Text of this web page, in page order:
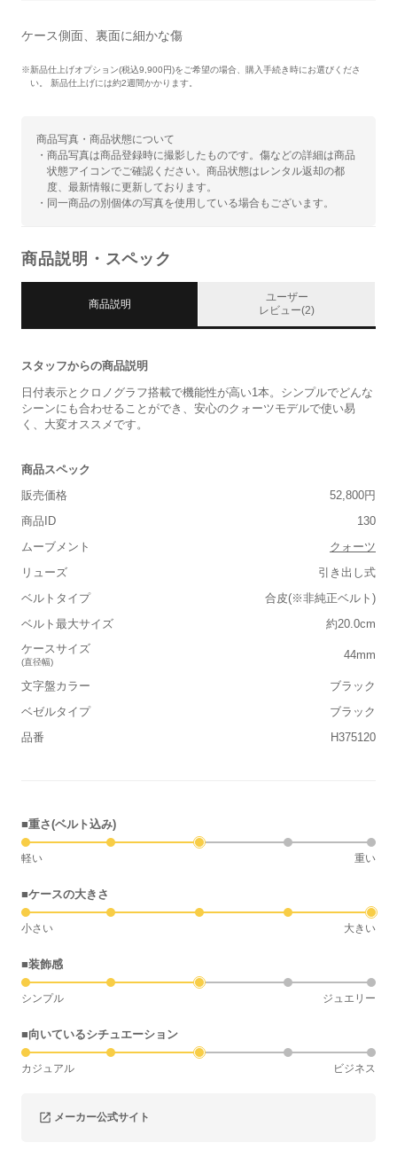
ケース側面、裏面に細かな傷
※新品仕上げオプション(税込9,900円)をご希望の場合、購入手続き時にお選びくださ
い。 新品仕上げには約2週間かかります。
商品写真・商品状態について
・商品写真は商品登録時に撮影したものです。傷などの詳細は商品
状態アイコンでご確認ください。商品状態はレンタル返却の都
度、最新情報に更新しております。
・同一商品の別個体の写真を使用している場合もございます。
商品説明・スペック
商品説明
ユーザー
レビュー(2)
スタッフからの商品説明
日付表示とクロノグラフ搭載で機能性が高い1本。シンプルでどんな
シーンにも合わせることができ、安心のクォーツモデルで使い易
く、大変オススメです。
商品スペック
販売価格
52,800円
商品ID
130
ムーブメント
クォーツ
リューズ
引き出し式
ベルトタイプ
合皮(※非純正ベルト)
ベルト最大サイズ
約20.0cm
ケースサイズ
(直径幅)
44mm
文字盤カラー
ブラック
ベゼルタイプ
ブラック
品番
H375120
■重さ(ベルト込み)
軽い 重い
■ケースの大きさ
小さい 大きい
■装飾感
シンプル ジュエリー
■向いているシチュエーション
カジュアル ビジネス
メーカー公式サイト